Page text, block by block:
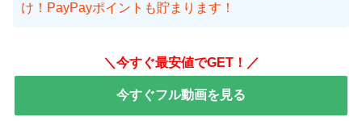
け！PayPayポイントも貯まります！
＼今すぐ最安値でGET！／
今すぐフル動画を見る